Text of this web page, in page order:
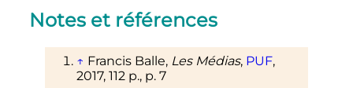
Notes et références
↑ Francis Balle, Les Médias, PUF,
2017, 112 p., p. 7